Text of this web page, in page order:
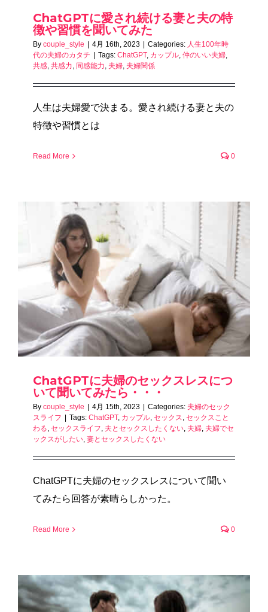
ChatGPTに愛され続ける妻と夫の特
徴や習慣を聞いてみた
By couple_style | 4月 16th, 2023 | Categories: 人生100年時
代の夫婦のカタチ | Tags: ChatGPT, カップル 仲のいい夫婦
共感 共感力 同感能力 夫婦 夫婦関係
人生は夫婦愛で決まる。愛され続ける妻と夫の
特徴や習慣とは
Read More 0
ChatGPTに夫婦のセックスレスにつ
いて聞いてみたら・・・
By couple_style | 4月 15th, 2023 | Categories: 夫婦のセック
スライフ | Tags: ChatGPT, カップル セックス セックスこと
わる セックスライフ 夫とセックスしたくない 夫婦 夫婦でセ
ックスがしたい 妻とセックスしたくない
ChatGPTに夫婦のセックスレスについて聞い
てみたら回答が素晴らしかった。
Read More 0